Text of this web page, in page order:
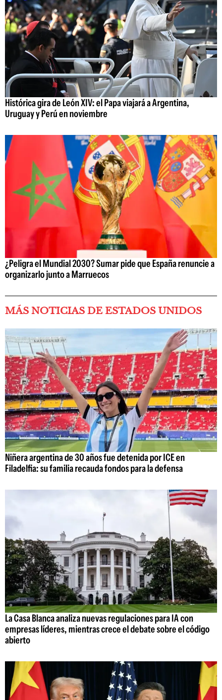
Histórica gira de León XIV: el Papa viajará a Argentina,
Uruguay y Perú en noviembre
¿Peligra el Mundial 2030? Sumar pide que España renuncie a
organizarlo junto a Marruecos
MÁS NOTICIAS DE ESTADOS UNIDOS
Niñera argentina de 30 años fue detenida por ICE en
Filadelfia: su familia recauda fondos para la defensa
La Casa Blanca analiza nuevas regulaciones para IA con
empresas líderes, mientras crece el debate sobre el código
abierto